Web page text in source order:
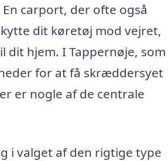
carport, der ofte også
dit køretøj mod vejret,
hjem. I Tappernøje, som
for at få skræddersyet
er nogle af de centrale
i valget af den rigtige type